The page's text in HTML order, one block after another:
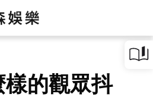
樣的觀眾抖